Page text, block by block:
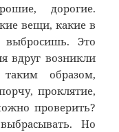
дорогие.
вещи, какие в
Это
вдруг возникли
образом,
проклятие,
проверить?
Но